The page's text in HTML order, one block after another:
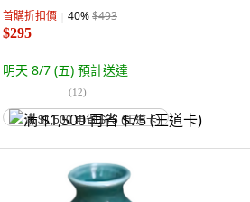
首購折扣價 40%$493
$295
明天 8/7 (五) 預計送達
(12)
满 $1,500 再省 $75 (王道卡)